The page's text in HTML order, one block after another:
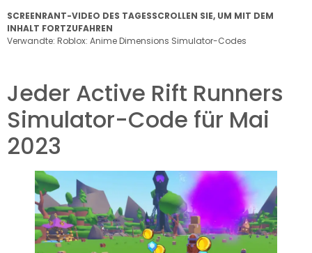
SCREENRANT-VIDEO DES TAGESSCROLLEN SIE, UM MIT DEM
INHALT FORTZUFAHREN
Verwandte: Roblox: Anime Dimensions Simulator-Codes
Jeder Active Rift Runners
Simulator-Code für Mai
2023